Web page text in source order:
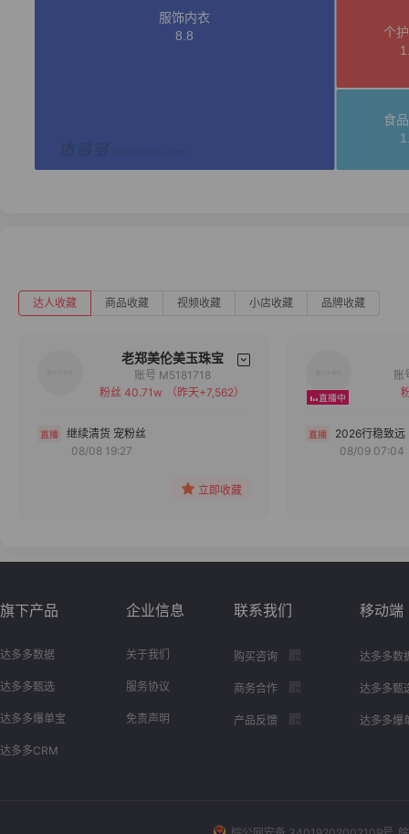
达人收藏 商品收藏 视频收藏 小店收藏 品牌收藏
老郑美伦美玉珠宝
备注
账号 M5181718
粉丝 40.71w
（昨天+7,562）
继续清货 宠粉丝
08/08 19:27
立即收藏
2026行稳致远
08/09 07:04
旗下产品
达多多数据
达多多甄选
达多多爆单宝
达多多CRM
企业信息
关于我们
服务协议
免责声明
联系我们
购买咨询
商务合作
产品反馈
移动端
达多多数
达多多甄
达多多爆